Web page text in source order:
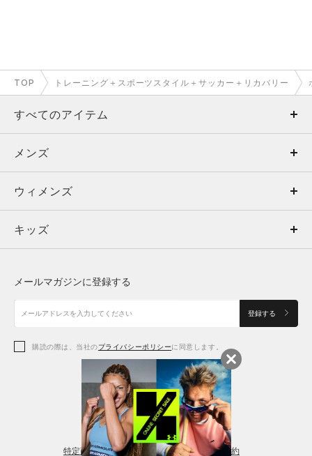
TOP トレーニング＋スポーツスタイル＋サッカー＋リカバリー
すべてのアイテム
メンズ
ウィメンズ
キッズ
アクセサリー
メンズ
トップス
ボトムス
アクセサリー
ウィメンズ
トップス
シューズ
アクセサリー
レギンス＆タイツ
キッズ
シューズ
メールマガジンに登録する
登録する
購読の際は、当社のプライバシーポリシーに同意します。
特定商取引法に基づく通販の表記 会員規約